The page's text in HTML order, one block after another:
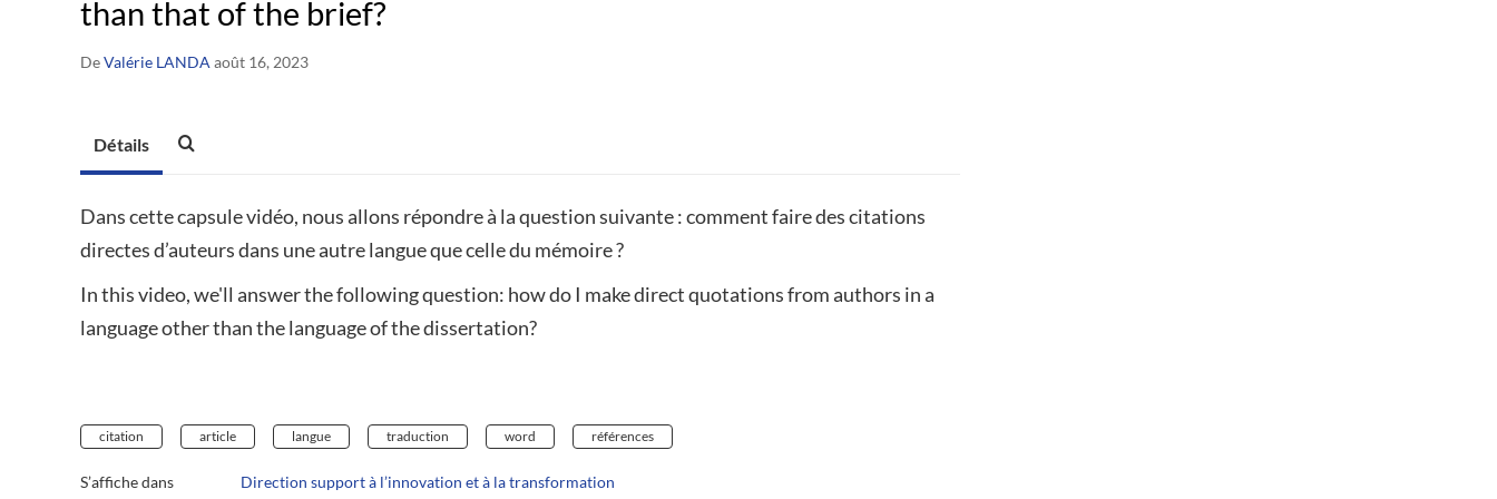
than that of the brief?
DeValérie LANDA août 16, 2023
Détails
Dans cette capsule vidéo, nous allons répondre à la question suivante : comment faire des citations
directes d’auteurs dans une autre langue que celle du mémoire ?
In this video, we'll answer the following question: how do I make direct quotations from authors in a
language other than the language of the dissertation?
citation article langue traduction word références
S’affiche dans Direction support à l’innovation et à la transformation